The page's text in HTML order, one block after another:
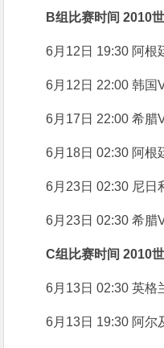
B组比赛时间 2010
6月12日 19:30 阿根
6月12日 22:00 韩国
6月17日 22:00 希腊
6月18日 02:30 阿根
6月23日 02:30 尼日
6月23日 02:30 希腊
C组比赛时间 2010
6月13日 02:30 英格
6月13日 19:30 阿尔